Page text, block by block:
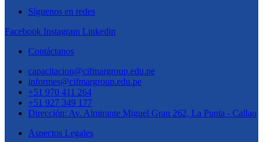
Síguenos en redes
Facebook Instagram Linkedin
Contáctanos
capacitacion@cifmargroup.edu.pe
informes@cifmargroup.edu.pe
+51 970 411 264
+51 927 349 177
Dirección: Av. Almirante Miguel Grau 262, La Punta - Callao
Aspectos Legales